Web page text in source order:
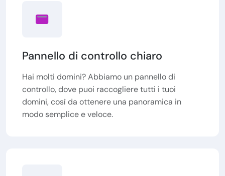
Pannello di controllo chiaro
Hai molti domini? Abbiamo un pannello di
controllo, dove puoi raccogliere tutti i tuoi
domini, così da ottenere una panoramica in
modo semplice e veloce.